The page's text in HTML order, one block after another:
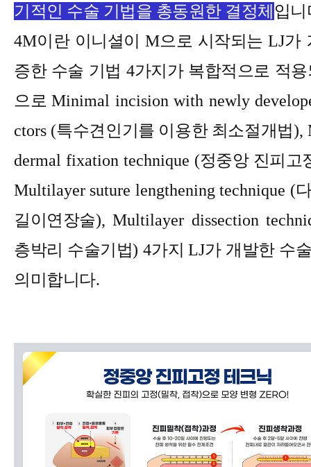
기적인 수술 기법을 총동원한 결정체 입니
4M이란 이니셜이M으로 시작되는LJ가
증한 수술 기법 4가지가 복합적으로 적
으로Minimal incision with newly
ctors (특수견인기를 이용한 최소절개법),
dermal fixation technique (정중앙 진피고
Multilayer suture lengthening technique (
길이연장술), Multilayer dissection
층박리 수술기법) 4가지LJ가 개발한 수
의미합니다.